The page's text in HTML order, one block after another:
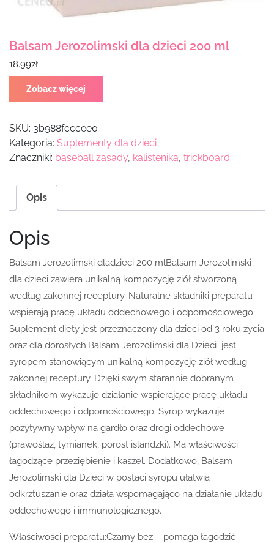
Balsam Jerozolimski dla dzieci 200 ml
18.99zł
Zobacz więcej
SKU: 3b988fcccee0
Kategoria: Suplementy dla dzieci
Znaczniki: baseball zasady, kalistenika, trickboard
Opis
Opis
Balsam Jerozolimski dladzieci 200 mlBalsam Jerozolimski
dla dzieci zawiera unikalną kompozycję ziół stworzoną
według zakonnej receptury. Naturalne składniki preparatu
wspierają pracę układu oddechowego i odpornościowego.
Suplement diety jest przeznaczony dla dzieci od 3 roku życia
oraz dla dorosłych.Balsam Jerozolimski dla Dzieci jest
syropem stanowiącym unikalną kompozycję ziół według
zakonnej receptury. Dzięki swym starannie dobranym
składnikom wykazuje działanie wspierające pracę układu
oddechowego i odpornościowego. Syrop wykazuje
pozytywny wpływ na gardło oraz drogi oddechowe
(prawoślaz, tymianek, porost islandzki). Ma właściwości
łagodzące przeziębienie i kaszel. Dodatkowo, Balsam
Jerozolimski dla Dzieci w postaci syropu ułatwia
odkrztuszanie oraz działa wspomagająco na działanie układu
oddechowego i immunologicznego.
Właściwości preparatu:Czarny bez – pomaga łagodzić